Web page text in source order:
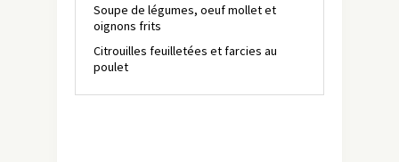
Soupe de légumes, oeuf mollet et
oignons frits
Citrouilles feuilletées et farcies au
poulet